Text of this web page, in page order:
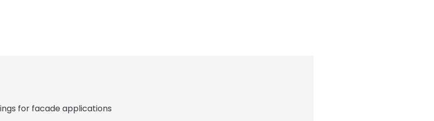
for facade applications